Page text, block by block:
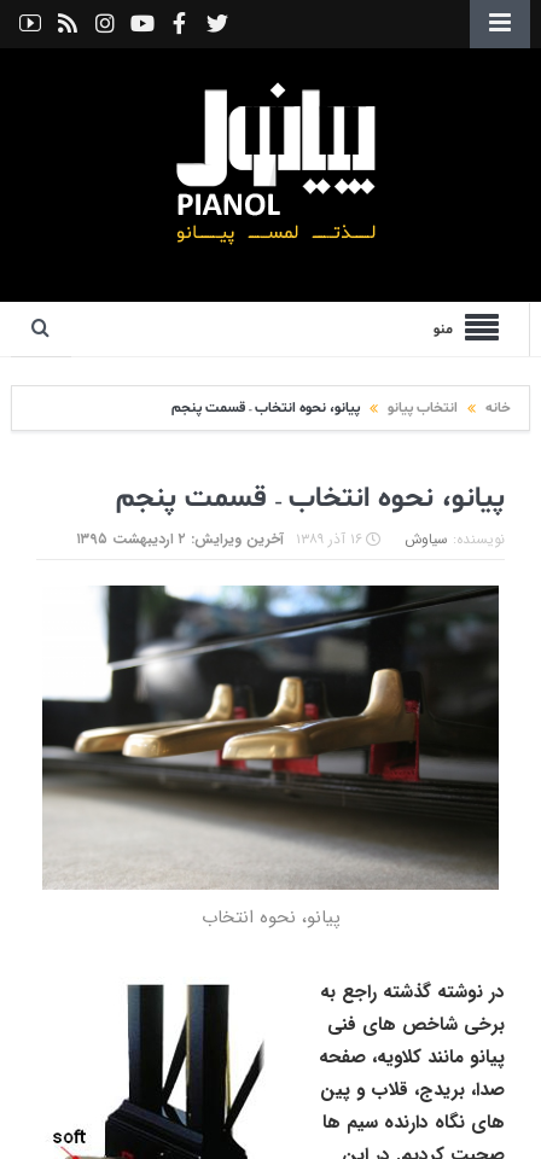
منو
خانه انتخاب پیانو پیانو، نحوه انتخاب – قسمت پنجم
پیانو، نحوه انتخاب – قسمت پنجم
نویسنده: سیاوش ۱۶ آذر ۱۳۸۹ آخرین ویرایش: ۲ اردیبهشت ۱۳۹۵
پیانو، نحوه انتخاب
در نوشته گذشته راجع به
برخی شاخص های فنی
پیانو مانند کلاویه، صفحه
صدا، بریدج، قلاب و پین
های نگاه دارنده سیم ها